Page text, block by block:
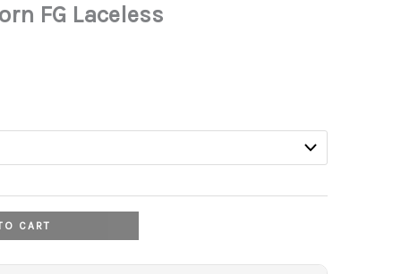
FG Laceless
€.
CART